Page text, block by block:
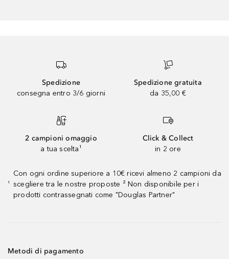
Spedizione
consegna entro 3/6 giorni
Spedizione gratuita
da 35,00 €
2 campioni omaggio
a tua scelta¹
Click & Collect
in 2 ore
¹
Con ogni ordine superiore a 10€ ricevi almeno 2 campioni da
scegliere tra le nostre proposte ² Non disponibile per i
prodotti contrassegnati come "Douglas Partner"
Metodi di pagamento